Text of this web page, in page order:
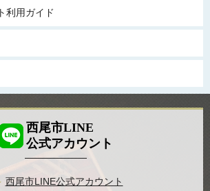
利用ガイド
西尾市LINE
公式アカウント
西尾市LINE公式アカウント